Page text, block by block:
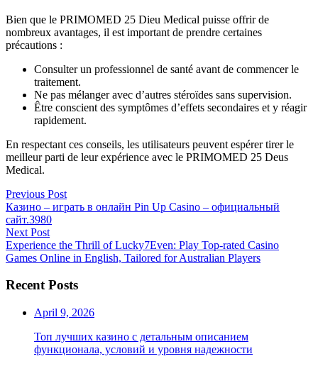
Bien que le PRIMOMED 25 Dieu Medical puisse offrir de
nombreux avantages, il est important de prendre certaines
précautions :
Consulter un professionnel de santé avant de commencer le
traitement.
Ne pas mélanger avec d’autres stéroïdes sans supervision.
Être conscient des symptômes d’effets secondaires et y réagir
rapidement.
En respectant ces conseils, les utilisateurs peuvent espérer tirer le
meilleur parti de leur expérience avec le PRIMOMED 25 Deus
Medical.
Post
navigation
Previous PostPrevious
post:
Казино – играть в онлайн Pin Up Casino – официальный
сайт.3980
Next PostNext
post:
Experience the Thrill of Lucky7Even: Play Top-rated Casino
Games Online in English, Tailored for Australian Players
Recent Posts
April 9, 2026
Топ лучших казино с детальным описанием
функционала, условий и уровня надежности